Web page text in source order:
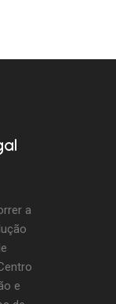
a
e